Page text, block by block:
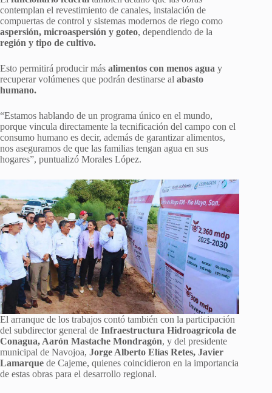
contemplan el revestimiento de canales, instalación de
compuertas de control y sistemas modernos de riego como
aspersión, microaspersión y goteo, dependiendo de la
región y tipo de cultivo.
Esto permitirá producir más alimentos con menos agua y
recuperar volúmenes que podrán destinarse al abasto
humano.
“Estamos hablando de un programa único en el mundo,
porque vincula directamente la tecnificación del campo con el
consumo humano es decir, además de garantizar alimentos,
nos aseguramos de que las familias tengan agua en sus
hogares”, puntualizó Morales López.
El arranque de los trabajos contó también con la participación
del subdirector general de Infraestructura Hidroagrícola de
Conagua, Aarón Mastache Mondragón, y del presidente
municipal de Navojoa, Jorge Alberto Elías Retes, Javier
Lamarque de Cajeme, quienes coincidieron en la importancia
de estas obras para el desarrollo regional.